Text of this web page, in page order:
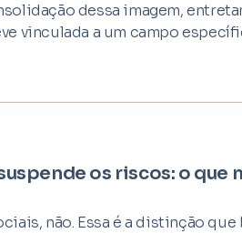
dessa imagem,
vinculada a um campo
os riscos: o que
não. Essa é a distinção